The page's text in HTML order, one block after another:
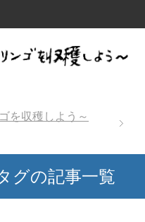
を収穫しよう～
グの記事一覧